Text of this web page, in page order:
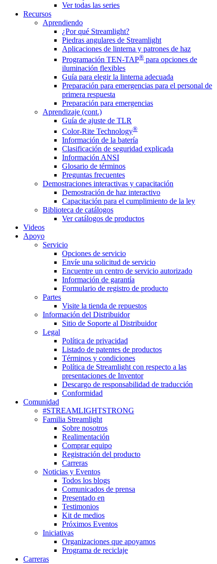
Ver todas las series
Recursos
Aprendiendo
¿Por qué Streamlight?
Piedras angulares de Streamlight
Aplicaciones de linterna y patrones de haz
Programación TEN-TAP® para opciones de
iluminación flexibles
Guía para elegir la linterna adecuada
Preparación para emergencias para el personal de
primera respuesta
Preparación para emergencias
Aprendizaje (cont.)
Guía de ajuste de TLR
Color-Rite Technology®
Información de la batería
Clasificación de seguridad explicada
Información ANSI
Glosario de términos
Preguntas frecuentes
Demostraciones interactivas y capacitación
Demostración de haz interactivo
Capacitación para el cumplimiento de la ley
Biblioteca de catálogos
Ver catálogos de productos
Videos
Apoyo
Servicio
Opciones de servicio
Envíe una solicitud de servicio
Encuentre un centro de servicio autorizado
Información de garantía
Formulario de registro de producto
Partes
Visite la tienda de repuestos
Información del Distribuidor
Sitio de Soporte al Distribuidor
Legal
Política de privacidad
Listado de patentes de productos
Términos y condiciones
Política de Streamlight con respecto a las
presentaciones de Inventor
Descargo de responsabilidad de traducción
Conformidad
Comunidad
#STREAMLIGHTSTRONG
Familia Streamlight
Sobre nosotros
Realimentación
Comprar equipo
Registración del producto
Carreras
Noticias y Eventos
Todos los blogs
Comunicados de prensa
Presentado en
Testimonios
Kit de medios
Próximos Eventos
Iniciativas
Organizaciones que apoyamos
Programa de reciclaje
Carreras